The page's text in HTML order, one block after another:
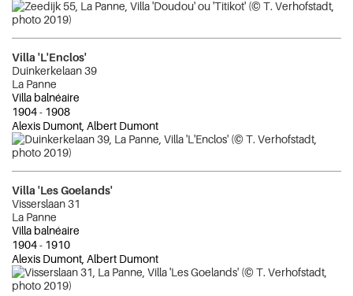
Villa 'L'Enclos'
Duinkerkelaan 39
La Panne
Villa balnéaire
1904- 1908
Alexis Dumont, Albert Dumont
Villa 'Les Goelands'
Visserslaan 31
La Panne
Villa balnéaire
1904- 1910
Alexis Dumont, Albert Dumont